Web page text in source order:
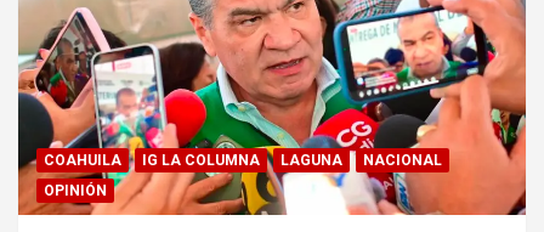
COAHUILA IG LA COLUMNA LAGUNA
NACIONAL
OPINIÓN